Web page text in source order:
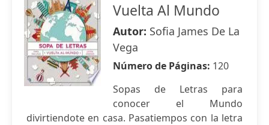
Vuelta Al Mundo
Autor: Sofia James De La
Vega
Número de Páginas: 120
Sopas de Letras para
conocer el Mundo
divirtiendote en casa. Pasatiempos con la letra